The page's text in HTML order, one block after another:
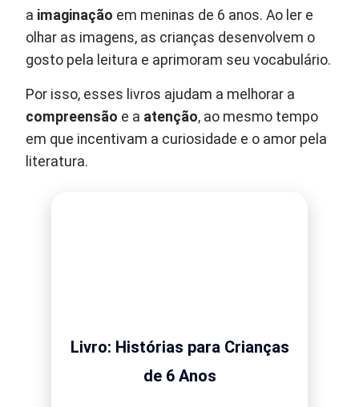
a imaginação em meninas de 6 anos. Ao ler e
olhar as imagens, as crianças desenvolvem o
gosto pela leitura e aprimoram seu vocabulário.
Por isso, esses livros ajudam a melhorar a
compreensão e a atenção, ao mesmo tempo
em que incentivam a curiosidade e o amor pela
literatura.
Livro: Histórias para Crianças
de 6 Anos